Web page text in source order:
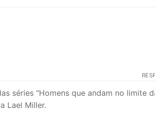
séries "Homens que andam no limite
Lael Miller.